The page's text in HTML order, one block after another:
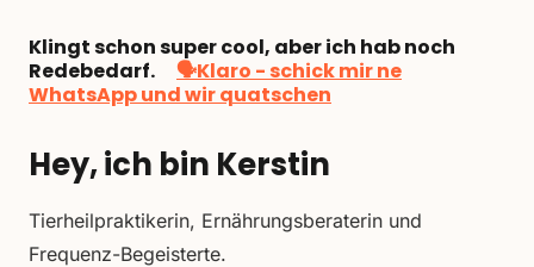
Klingt schon super cool, aber ich hab noch
Redebedarf. 🗣Klaro - schick mir ne
WhatsApp und wir quatschen
Hey, ich bin Kerstin
Tierheilpraktikerin, Ernährungsberaterin und
Frequenz-Begeisterte.